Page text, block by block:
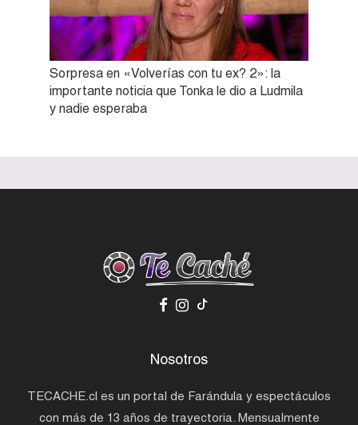
Sorpresa en «Volverías con tu ex? 2»: la
importante noticia que Tonka le dio a Ludmila
y nadie esperaba
Nosotros
TECACHE.cl es un portal de Farándula y espectáculos
con más de 13 años de trayectoria. Mensualmente